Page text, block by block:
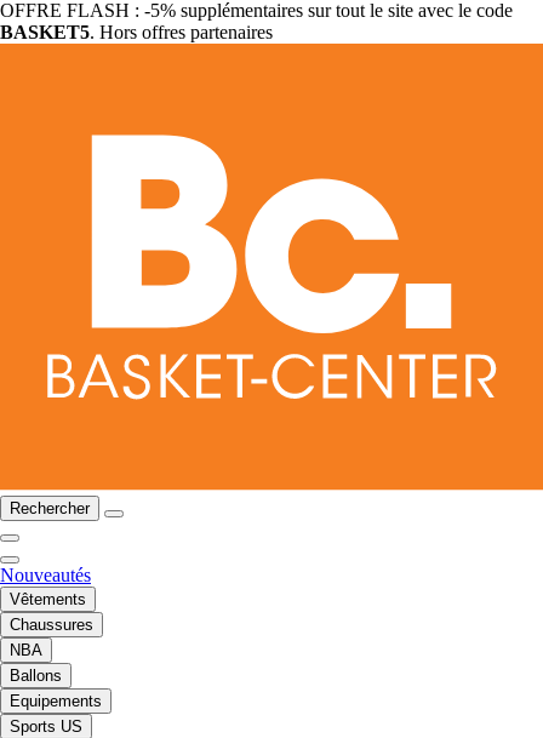
OFFRE FLASH : -5% supplémentaires sur tout le site avec le code
BASKET5. Hors offres partenaires
Rechercher
Nouveautés
Vêtements
Chaussures
NBA
Ballons
Equipements
Sports US